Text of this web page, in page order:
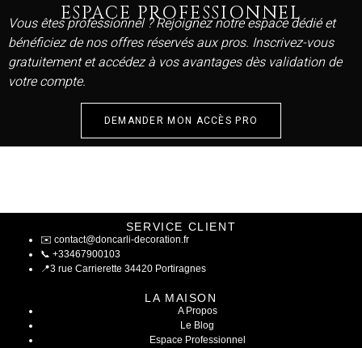
ESPACE PROFESSIONNEL
Vous êtes professionnel ? Rejoignez notre espace dédié et
bénéficiez de nos offres réservés aux pros. Inscrivez-vous
gratuitement et accédez à vos avantages dès validation de
votre compte.
DEMANDER MON ACCÈS PRO
SERVICE CLIENT
✉️ contact@doncarli-decoration.fr
📞 +33467900103
📍3 rue Carrierette 34420 Portiragnes
LA MAISON
A Propos
Le Blog
Espace Professionnel